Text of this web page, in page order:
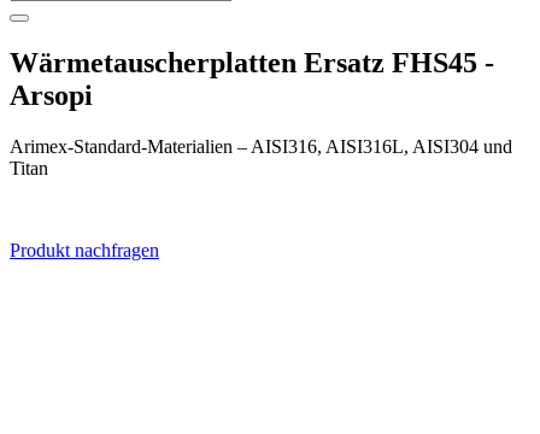
Wärmetauscherplatten Ersatz FHS45 -
Arsopi
Arimex-Standard-Materialien – AISI316, AISI316L, AISI304 und
Titan
Produkt nachfragen